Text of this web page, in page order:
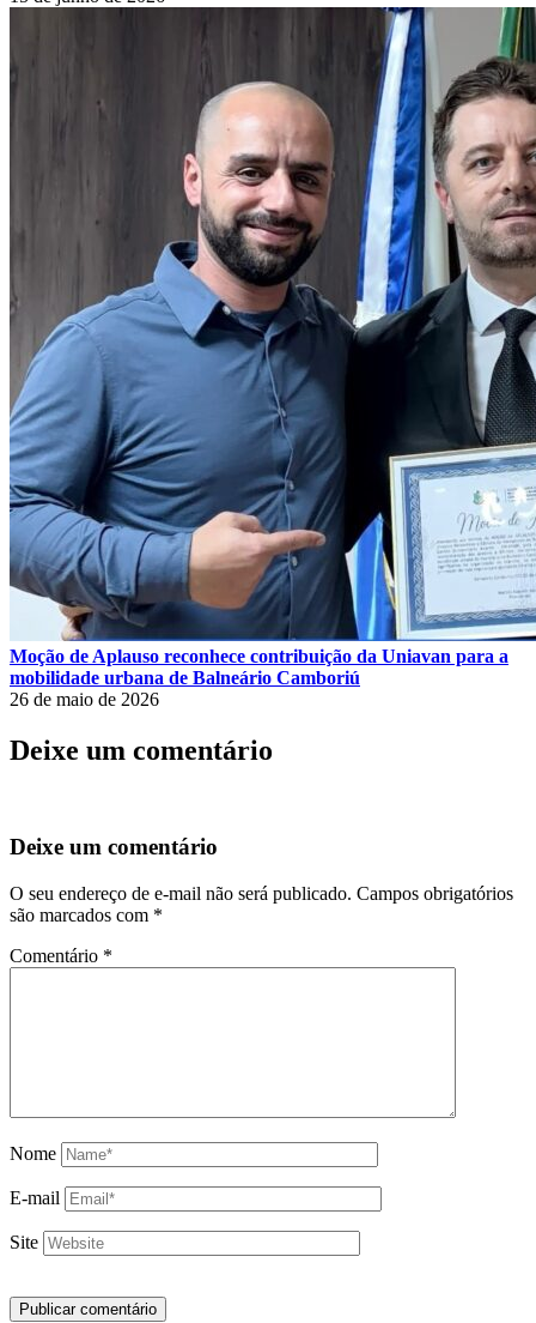
Moção de Aplauso reconhece contribuição da Uniavan para a
mobilidade urbana de Balneário Camboriú
26 de maio de 2026
Deixe um comentário
Deixe um comentário
O seu endereço de e-mail não será publicado. Campos obrigatórios
são marcados com *
Comentário *
Nome
E-mail
Site